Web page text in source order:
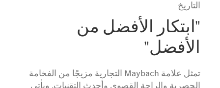
التاريخ
"ابتكار الأفضل من
الأفضل"
تمثل علامة Maybach التجارية مزيجًا من الفخامة
الحصرية والراحة القصوى وأحدث التقنيات. ويأتي